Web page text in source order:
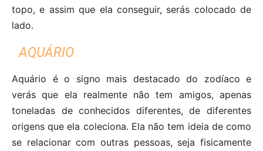
topo, e assim que ela conseguir, serás colocado de
lado.
AQUÁRIO
Aquário é o signo mais destacado do zodíaco e
verás que ela realmente não tem amigos, apenas
toneladas de conhecidos diferentes, de diferentes
origens que ela coleciona. Ela não tem ideia de como
se relacionar com outras pessoas, seja fisicamente